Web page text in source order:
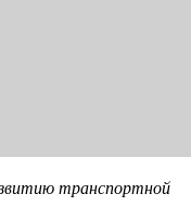
транспортной